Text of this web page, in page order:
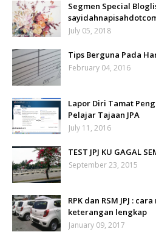
Segmen Special
July 05, 2018
Tips Berguna Pada
February 04, 2016
Lapor Diri Tamat
Pelajar Tajaan JPA
July 11, 2016
TEST JPJ KU GAGAL
September 23, 2015
RPK dan RSM JPJ :
keterangan lengkap
January 09, 2017